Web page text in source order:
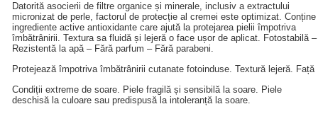
Datorită asocierii de filtre organice și minerale, inclusiv a extractului
micronizat de perle, factorul de protecție al cremei este optimizat. Conține
ingrediente active antioxidante care ajută la protejarea pielii împotriva
îmbătrânirii. Textura sa fluidă și lejeră o face ușor de aplicat. Fotostabilă –
Rezistentă la apă – Fără parfum – Fără parabeni.
Protejează împotriva îmbătrânirii cutanate fotoinduse. Textură lejeră. Față
Condiții extreme de soare. Piele fragilă și sensibilă la soare. Piele
deschisă la culoare sau predispusă la intoleranță la soare.